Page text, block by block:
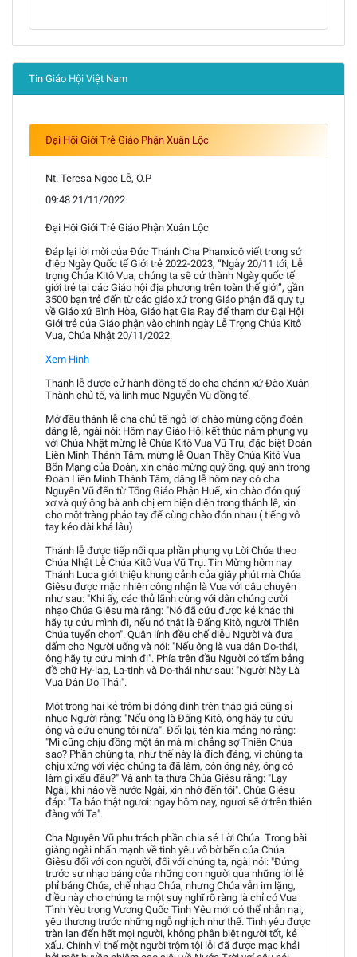
Tin Giáo Hội Việt Nam
Đại Hội Giới Trẻ Giáo Phận Xuân Lộc
Nt. Teresa Ngọc Lễ, O.P
09:48 21/11/2022
Đại Hội Giới Trẻ Giáo Phận Xuân Lộc
Đáp lại lời mời của Đức Thánh Cha Phanxicô viết trong sứ
điệp Ngày Quốc tế Giới trẻ 2022-2023, “Ngày 20/11 tới, Lễ
trọng Chúa Kitô Vua, chúng ta sẽ cử thành Ngày quốc tế
giới trẻ tại các Giáo hội địa phương trên toàn thế giới”, gần
3500 bạn trẻ đến từ các giáo xứ trong Giáo phận đã quy tụ
về Giáo xứ Bình Hòa, Giáo hạt Gia Ray để tham dự Đại Hội
Giới trẻ của Giáo phận vào chính ngày Lễ Trọng Chúa Kitô
Vua, Chúa Nhật 20/11/2022.
Xem Hình
Thánh lễ được cử hành đồng tế do cha chánh xứ Đào Xuân
Thành chủ tế, và linh mục Nguyễn Vũ đồng tế.
Mở đầu thánh lễ cha chủ tế ngỏ lời chào mừng cộng đoàn
dâng lễ, ngài nói: Hôm nay Giáo Hội kết thúc năm phụng vụ
với Chúa Nhật mừng lễ Chúa Kitô Vua Vũ Trụ, đặc biệt Đoàn
Liên Minh Thánh Tâm, mừng lễ Quan Thầy Chúa Kitô Vua
Bổn Mạng của Đoàn, xin chào mừng quý ông, quý anh trong
Đoàn Liên Minh Thánh Tâm, dâng lễ hôm nay có cha
Nguyễn Vũ đến từ Tổng Giáo Phận Huế, xin chào đón quý
xơ và quý ông bà anh chị em hiện diện trong thánh lễ, xin
cho một tràng pháo tay để cùng chào đón nhau ( tiếng vỗ
tay kéo dài khá lâu)
Thánh lễ được tiếp nối qua phần phụng vụ Lời Chúa theo
Chúa Nhật Lễ Chúa Kitô Vua Vũ Trụ. Tin Mừng hôm nay
Thánh Luca giới thiệu khung cảnh của giây phút mà Chúa
Giêsu được mặc nhiên công nhận là Vua với câu chuyện
như sau: "Khi ấy, các thủ lãnh cùng với dân chúng cười
nhạo Chúa Giêsu mà rằng: "Nó đã cứu được kẻ khác thì
hãy tự cứu mình đi, nếu nó thật là Ðấng Kitô, người Thiên
Chúa tuyển chọn". Quân lính đều chế diễu Người và đưa
dấm cho Người uống và nói: "Nếu ông là vua dân Do-thái,
ông hãy tự cứu mình đi". Phía trên đầu Người có tấm bảng
đề chữ Hy-lạp, La-tinh và Do-thái như sau: "Người Này Là
Vua Dân Do Thái".
Một trong hai kẻ trộm bị đóng đinh trên thập giá cũng sỉ
nhục Người rằng: "Nếu ông là Ðấng Kitô, ông hãy tự cứu
ông và cứu chúng tôi nữa". Ðối lại, tên kia mắng nó rằng:
"Mi cũng chịu đồng một án mà mi chẳng sợ Thiên Chúa
sao? Phần chúng ta, như thế này là đích đáng, vì chúng ta
chịu xứng với việc chúng ta đã làm, còn ông này, ông có
làm gì xấu đâu?" Và anh ta thưa Chúa Giêsu rằng: "Lạy
Ngài, khi nào về nước Ngài, xin nhớ đến tôi". Chúa Giêsu
đáp: "Ta bảo thật ngươi: ngay hôm nay, ngươi sẽ ở trên thiên
đàng với Ta".
Cha Nguyễn Vũ phu trách phần chia sẻ Lời Chúa. Trong bài
giảng ngài nhấn mạnh về tình yêu vô bờ bến của Chúa
Giêsu đối với con người, đối với chúng ta, ngài nói: "Đứng
trước sự nhạo báng của những con người qua những lời lẻ
phỉ báng Chúa, chế nhạo Chúa, nhưng Chúa vẫn im lặng,
điều này cho chúng ta một suy nghĩ rõ ràng là chỉ có Vua
Tình Yêu trong Vương Quốc Tình Yêu mới có thể nhẫn nại,
yêu thương trước những ngỗ nghịch như thế. Tình yêu được
tràn lan đến hết mọi người, không phân biệt người tốt, kẻ
xấu. Chính vì thế một người trộm tội lỗi đã được mạc khải